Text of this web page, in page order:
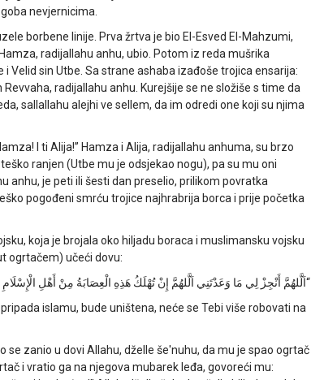
nevjernicima.
borbene linije. Prva žrtva je bio El-Esved El-Mahzumi,
radijallahu anhu, ubio. Potom iz reda mušrika
Velid sin Utbe. Sa strane ashaba izađoše trojica ensarija:
radijallahu anhu. Kurejšije se ne složiše s time da
sallallahu alejhi ve sellem, da im odredi one koji su njima
I ti Alija!” Hamza i Alija, radijallahu anhuma, su brzo
ranjen (Utbe mu je odsjekao nogu), pa su mu oni
anhu, je peti ili šesti dan preselio, prilikom povratka
pogođeni smrću trojice najhrabrija borca i prije početka
koja je brojala oko hiljadu boraca i muslimansku vojsku
ogrtačem) učeći dovu:
“اَلَّلهُمَّ أَنْجِزْ لِي مَا وَعَدْتَنِي اَلَّلهُمَّ إِنْ تُهْلَكُ هَذِهِ الْعِصَابَةُ مِنْ أَهْلِ الْإِسْلَامِ
islamu, bude uništena, neće se Tebi više robovati na
se zanio u dovi Allahu, dželle še'nuhu, da mu je spao ogrtač
i vratio ga na njegova mubarek leđa, govoreći mu: